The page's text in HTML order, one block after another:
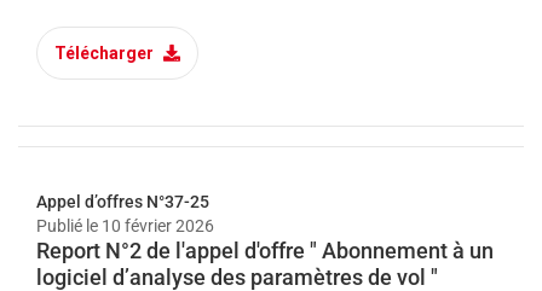
Télécharger
Appel d’offres N°37-25
Publié le 10 février 2026
Report N°2 de l'appel d'offre " Abonnement à un
logiciel d’analyse des paramètres de vol "